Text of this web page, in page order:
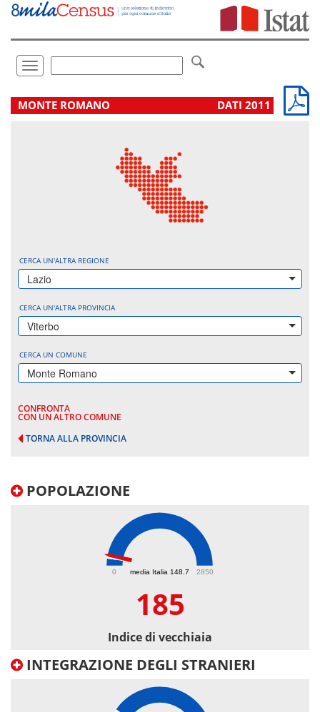
Vai
direttamente
Toggle
navigation
.
MONTE ROMANO DATI 2011
CERCA UN'ALTRA REGIONE
Lazio
CERCA UN'ALTRA PROVINCIA
Viterbo
CERCA UN COMUNE
Monte Romano
CONFRONTA
CON UN ALTRO COMUNE
TORNA ALLA PROVINCIA
POPOLAZIONE
media Italia 148.7
0 2850
185
Indice di vecchiaia
INTEGRAZIONE DEGLI STRANIERI